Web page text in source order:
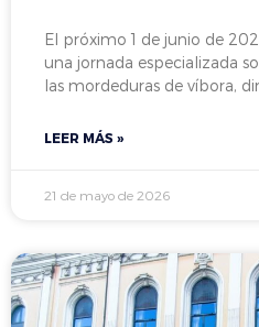
El próximo 1 de junio de
una jornada especializada
las mordeduras de víbora,
LEER MÁS »
21 de mayo de 2026